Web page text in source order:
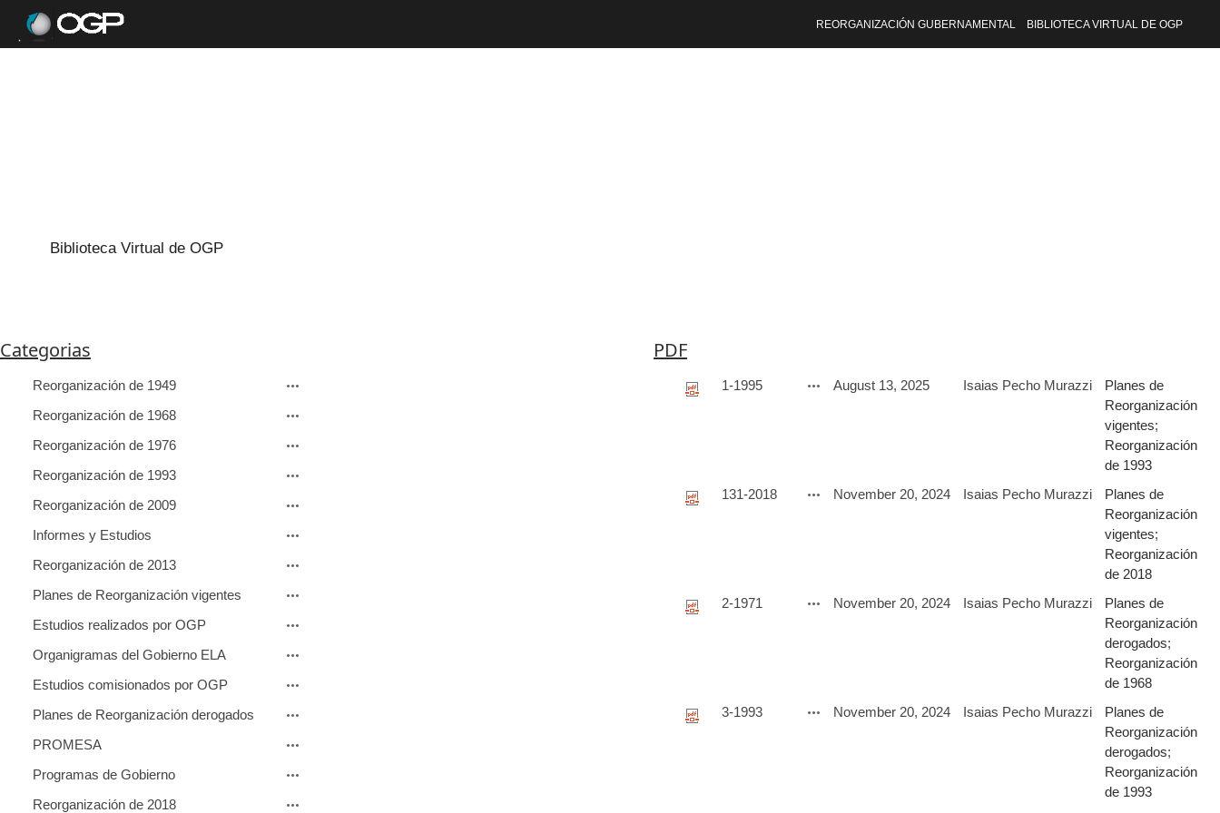
REORGANIZACIÓN GUBERNAMENTAL BIBLIOTECA VIRTUAL DE OGP
Biblioteca Virtual de OGP
Categorias
Reorganización de 1949
Reorganización de 1968
Reorganización de 1976
Reorganización de 1993
Reorganización de 2009
Informes y Estudios
Reorganización de 2013
Planes de Reorganización vigentes
Estudios realizados por OGP
Organigramas del Gobierno ELA
Estudios comisionados por OGP
Planes de Reorganización derogados
PROMESA
Programas de Gobierno
Reorganización de 2018
PDF
1-1995 August 13, 2025 Isaias Pecho Murazzi
Planes de
Reorganización
vigentes;
Reorganización
de 1993
131-2018
November 20, 2024 Isaias Pecho Murazzi
Planes de
Reorganización
vigentes;
Reorganización
de 2018
2-1971
November 20, 2024 Isaias Pecho Murazzi
Planes de
Reorganización
derogados;
Reorganización
de 1968
3-1993
November 20, 2024 Isaias Pecho Murazzi
Planes de
Reorganización
derogados;
Reorganización
de 1993